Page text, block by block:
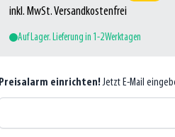
inkl. MwSt. Versandkostenfrei
Auf Lager. Lieferung in 1-2 Werktagen
Preisalarm einrichten! Jetzt E-Mail